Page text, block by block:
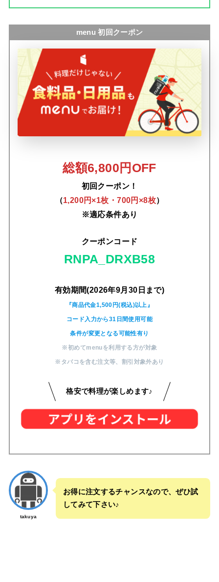
menu 初回クーポン
総額6,800円OFF
初回クーポン！
（1,200円×1枚・700円×8枚）
※適応条件あり
クーポンコード
RNPA_DRXB58
有効期間(2026年9月30日まで)
『商品代金1,500円(税込)以上』
コード入力から31日間使用可能
条件が変更となる可能性有り
※初めてmenuを利用する方が対象
※タバコを含む注文等、 割引対象外あり
格安で料理が楽しめます♪
takuya
お得に注文するチャンスなので、ぜひ試
してみて下さい♪